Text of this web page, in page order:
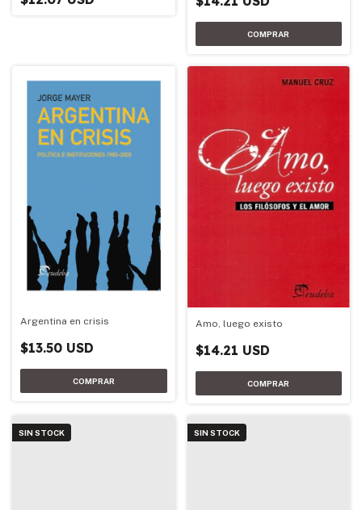
Argentina en crisis
$13.50 USD
Amo, luego existo
$14.21 USD
SIN STOCK SIN STOCK